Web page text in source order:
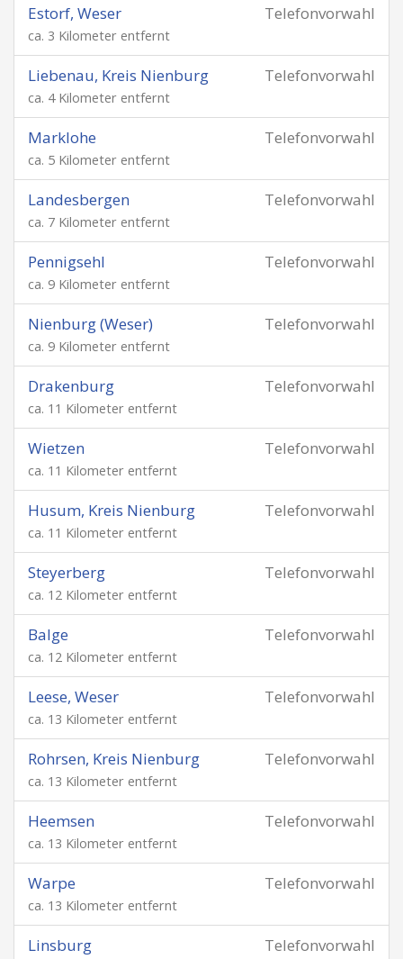
Telefonvorwahl
Estorf, Weser
ca. 3 Kilometer entfernt
Telefonvorwahl
Liebenau, Kreis Nienburg
ca. 4 Kilometer entfernt
Telefonvorwahl
Marklohe
ca. 5 Kilometer entfernt
Telefonvorwahl
Landesbergen
ca. 7 Kilometer entfernt
Telefonvorwahl
Pennigsehl
ca. 9 Kilometer entfernt
Telefonvorwahl
Nienburg (Weser)
ca. 9 Kilometer entfernt
Telefonvorwahl
Drakenburg
ca. 11 Kilometer entfernt
Telefonvorwahl
Wietzen
ca. 11 Kilometer entfernt
Telefonvorwahl
Husum, Kreis Nienburg
ca. 11 Kilometer entfernt
Telefonvorwahl
Steyerberg
ca. 12 Kilometer entfernt
Telefonvorwahl
Balge
ca. 12 Kilometer entfernt
Telefonvorwahl
Leese, Weser
ca. 13 Kilometer entfernt
Telefonvorwahl
Rohrsen, Kreis Nienburg
ca. 13 Kilometer entfernt
Telefonvorwahl
Heemsen
ca. 13 Kilometer entfernt
Telefonvorwahl
Warpe
ca. 13 Kilometer entfernt
Telefonvorwahl
Linsburg